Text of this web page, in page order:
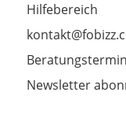
Hilfebereich
Newsletter